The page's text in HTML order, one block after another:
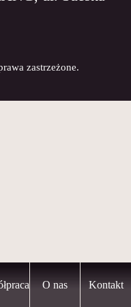
O nas Kontakt
zastrzeżone.